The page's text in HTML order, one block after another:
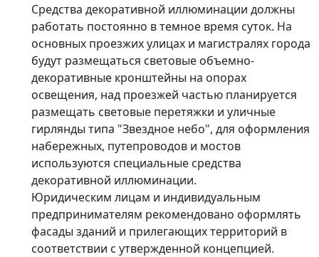
Средства декоративной иллюминации должны
работать постоянно в темное время суток. На
основных проезжих улицах и магистралях города
будут размещаться световые объемно-
декоративные кронштейны на опорах
освещения, над проезжей частью планируется
размещать световые перетяжки и уличные
гирлянды типа "Звездное небо", для оформления
набережных, путепроводов и мостов
используются специальные средства
декоративной иллюминации.
Юридическим лицам и индивидуальным
предпринимателям рекомендовано оформлять
фасады зданий и прилегающих территорий в
соответствии с утвержденной концепцией.